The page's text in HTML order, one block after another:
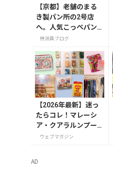
【京都】老舗のまる
き製パン所の2号店
へ。人気こっぺパン
を市役所で味わう
特派員ブログ
【2026年最新】迷っ
たらコレ！マレーシ
ア・クアラルンプー
ルで絶対買いたいお
ウェブマガジン
AD